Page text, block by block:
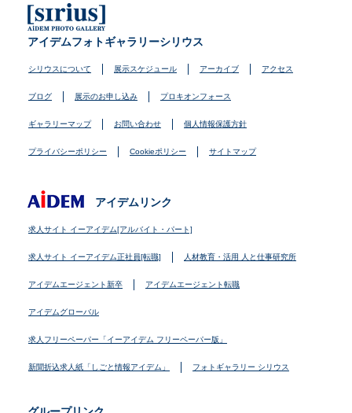
アイデムフォトギャラリーシリウス
シリウスについて 展示スケジュール アーカイブ アクセス
ブログ 展示のお申し込み プロキオンフォース
ギャラリーマップ お問い合わせ 個人情報保護方針
プライバシーポリシー Cookieポリシー サイトマップ
アイデムリンク
求人サイト イーアイデム[アルバイト・パート]
求人サイト イーアイデム正社員[転職] 人材教育・活用 人と仕事研究所
アイデムエージェント新卒 アイデムエージェント転職
アイデムグローバル
求人フリーペーパー「イーアイデム フリーペーパー版」
新聞折込求人紙「しごと情報アイデム」 フォトギャラリー シリウス